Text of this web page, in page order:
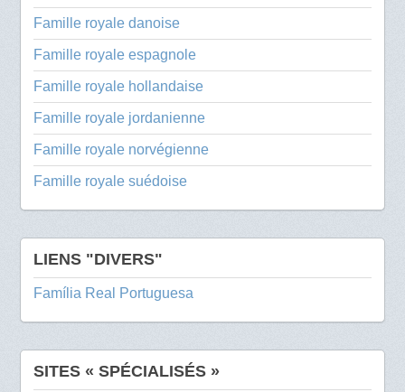
Famille royale danoise
Famille royale espagnole
Famille royale hollandaise
Famille royale jordanienne
Famille royale norvégienne
Famille royale suédoise
LIENS "DIVERS"
Família Real Portuguesa
SITES « SPÉCIALISÉS »